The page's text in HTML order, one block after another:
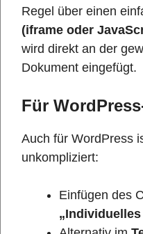
Regel über einen
(iframe oder
wird direkt an der
Dokument eingefügt.
Für
Auch für WordPress
unkompliziert:
Einfügen des
„Individuelles